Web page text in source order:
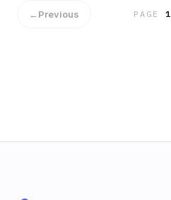
←Previous PAGE1